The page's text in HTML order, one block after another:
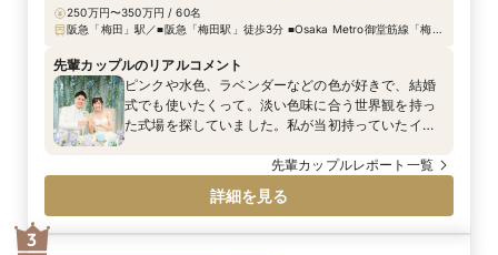
250万円〜350万円 / 60名
阪急「梅田」駅／■阪急「梅田駅」徒歩3分 ■Osaka Metro御堂筋線「梅田
■JR「大阪駅」徒歩7分
先輩カップルのリアルコメント
ピンクや水色、ラベンダーなどの色が好きで、結婚
式でも使いたくって。淡い色味に合う世界観を持っ
た式場を探していました。私が当初持っていたイ
と準備を進める中で“GRACE OF TEARS＝涙の恵
み”というコンセプトが出てきました。私たちが初め
て出会った日も、初めてデートをした日も、実は雨
先輩カップルレポート一覧
詳細を見る
3